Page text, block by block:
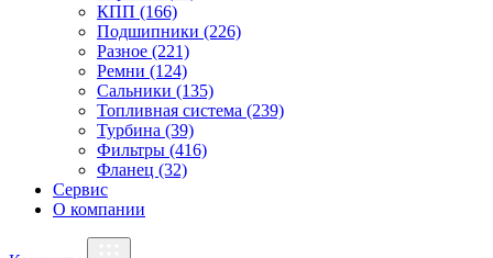
КПП (166)
Подшипники (226)
Разное (221)
Ремни (124)
Сальники (135)
Топливная система (239)
Турбина (39)
Фильтры (416)
Фланец (32)
Сервис
О компании